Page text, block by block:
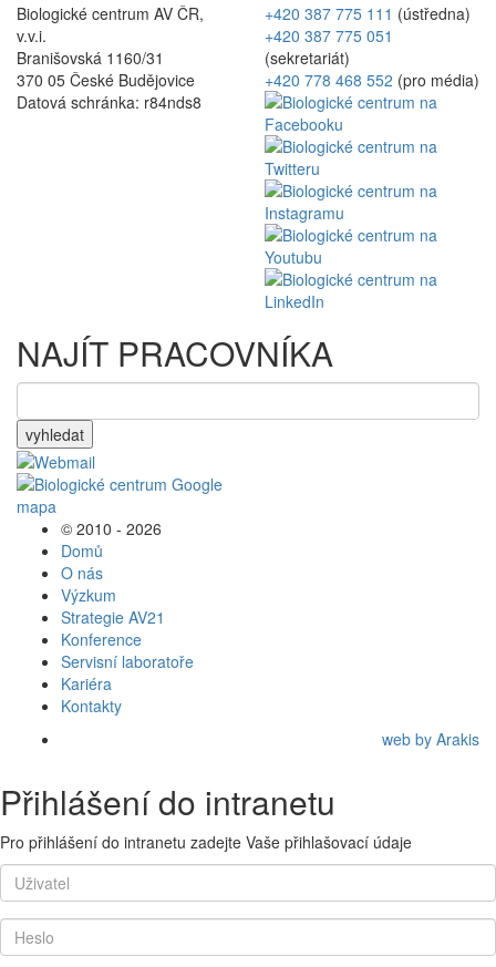
Biologické centrum AV ČR,
v.v.i.
Branišovská 1160/31
370 05 České Budějovice
Datová schránka: r84nds8
+420 387 775 111 (ústředna)
+420 387 775 051
(sekretariát)
+420 778 468 552 (pro média)
NAJÍT PRACOVNÍKA
vyhledat
© 2010 - 2026
Domů
O nás
Výzkum
Strategie AV21
Konference
Servisní laboratoře
Kariéra
Kontakty
web by Arakis
Přihlášení do intranetu
Pro přihlášení do intranetu zadejte Vaše přihlašovací údaje